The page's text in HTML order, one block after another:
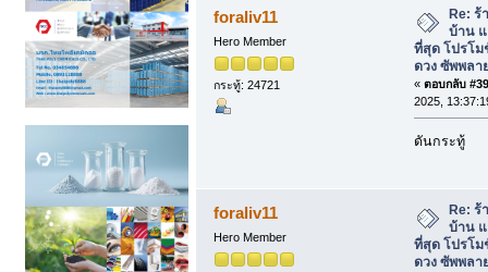
foraliv11
Hero Member
กระทู้: 24721
Re: ร้
บ้าน
ที่สุด โปรโ
ดวง ซัพพลา
« ตอบกลับ
2025,
ดันกระทู้
foraliv11
Hero Member
Re: ร้
บ้าน
ที่สุด โปรโ
ดวง ซัพพลา